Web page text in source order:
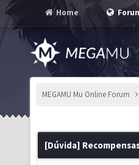
Home
MEGAMU Mu Online Forum
[Dúvida]